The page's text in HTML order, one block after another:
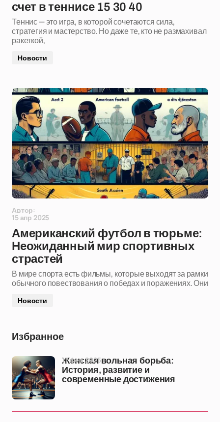
счет в теннисе 15 30 40
Теннис — это игра, в которой сочетаются сила,
стратегия и мастерство. Но даже те, кто не размахивал
ракеткой,
Новости
Автор:
15 апр 2025
Американский футбол в тюрьме:
Неожиданный мир спортивных
страстей
В мире спорта есть фильмы, которые выходят за рамки
обычного повествования о победах и поражениях. Они
Новости
Избранное
Женская вольная борьба:
История, развитие и
современные достижения
17 фев 2025